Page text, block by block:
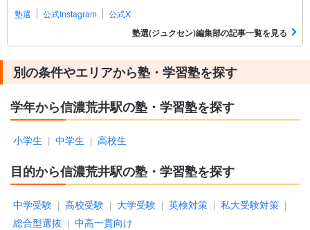
塾選
公式Instagram 公式X
塾選(ジュクセン)編集部の記事一覧を見る
別の条件やエリアから塾・学習塾を探す
学年から信濃荒井駅の塾・学習塾を探す
小学生 | 中学生 | 高校生
目的から信濃荒井駅の塾・学習塾を探す
中学受験 | 高校受験 | 大学受験 | 英検対策 | 私大受験対策 |
総合型選抜 | 中高一貫向け